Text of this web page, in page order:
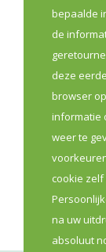
stem van
Population
bepaalde
de
deze
browser
informatie
weer te
cookie
na uw
absoluut